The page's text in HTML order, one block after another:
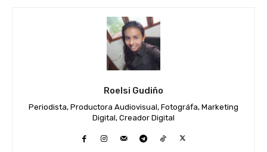
Roelsi Gudiño
Periodista, Productora Audiovisual, Fotográfa, Marketing
Digital, Creador Digital